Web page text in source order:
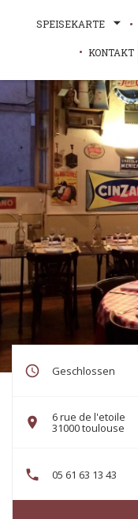
SPEISEKARTE
KONTAKT
Geschlossen
6 rue de l'etoile
31000 toulouse
05 61 63 13 43